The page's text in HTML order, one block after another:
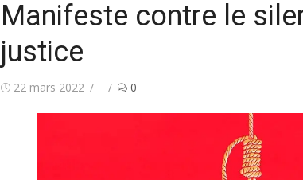
Manifeste contre le
justice
Publié22 mars 2022 Auteur/autrice
0